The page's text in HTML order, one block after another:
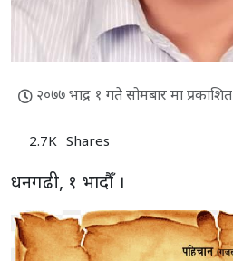
२०७७ भाद्र १ गते सोमबार मा प्रकाशित
2.7K Shares
धनगढी, १ भादाैँ ।